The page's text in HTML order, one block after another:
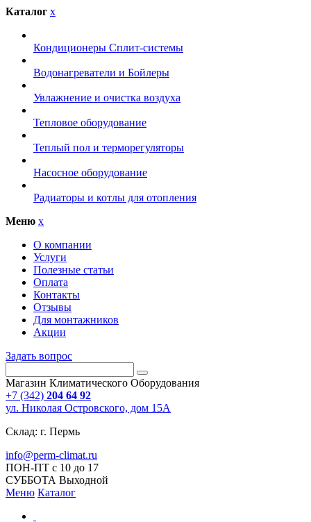
Каталог x
Кондиционеры Сплит-системы
Водонагреватели и Бойлеры
Увлажнение и очистка воздуха
Тепловое оборудование
Теплый пол и терморегуляторы
Насосное оборудование
Радиаторы и котлы для отопления
Меню x
О компании
Услуги
Полезные статьи
Оплата
Контакты
Отзывы
Для монтажников
Акции
Задать вопрос
Магазин Климатического Оборудования
+7 (342) 204 64 92
ул. Николая Островского, дом 15А
Склад: г. Пермь
info@perm-climat.ru
ПОН-ПТ с 10 до 17
СУББОТА Выходной
Меню Каталог